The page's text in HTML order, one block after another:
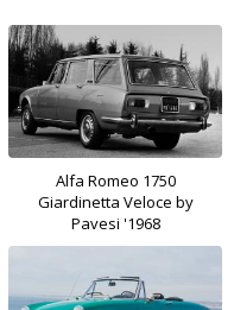
Alfa Romeo 1750
Giardinetta Veloce by
Pavesi '1968